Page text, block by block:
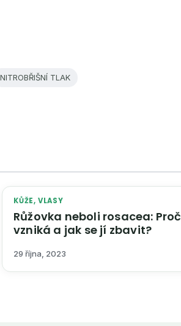
NITROBŘIŠNÍ TLAK
KŮŽE, VLASY
Růžovka neboli rosacea: Proč
vzniká a jak se jí zbavit?
29 října, 2023